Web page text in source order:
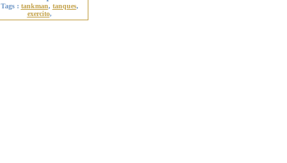
Tags : tankman, tanques,
exercito,